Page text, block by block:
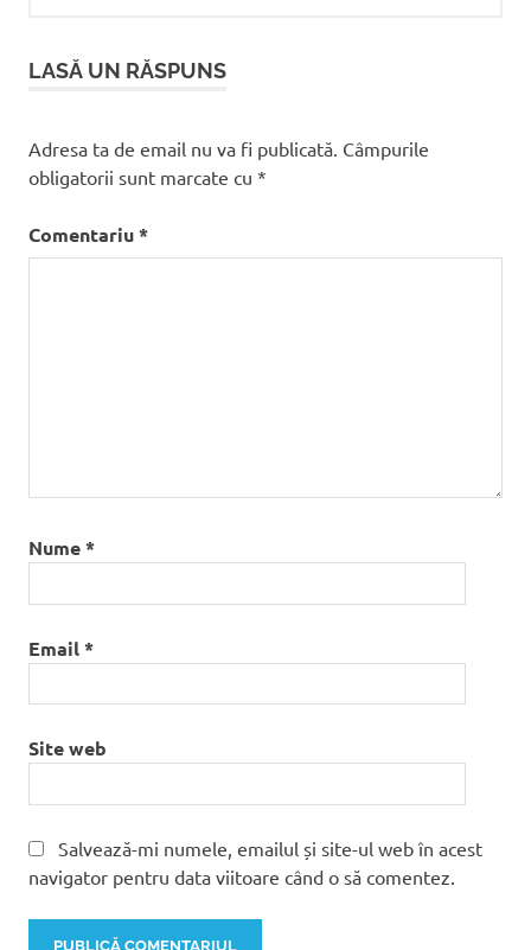
LASĂ UN RĂSPUNS
Adresa ta de email nu va fi publicată. Câmpurile
obligatorii sunt marcate cu *
Comentariu*
Nume*
Email*
Site web
Salvează-mi numele, emailul și site-ul web în acest
navigator pentru data viitoare când o să comentez.